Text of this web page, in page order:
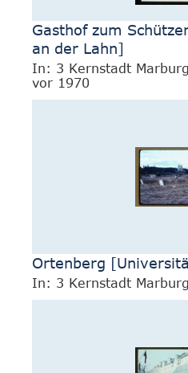
Gasthof zum
an der Lahn]
In: 3 Kernstadt Marburg
vor 1970
Ortenberg
In: 3 Kernstadt Marburg